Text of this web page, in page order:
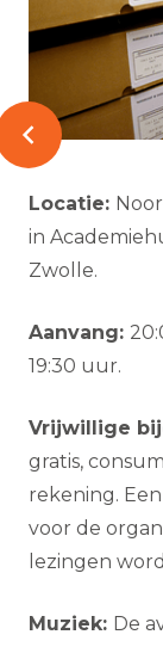
Locatie:
in
Zwolle.
Aanvang:
19:30 uur.
Vrijwillige
gratis,
rekening.
voor de
lezingen
Muziek: De